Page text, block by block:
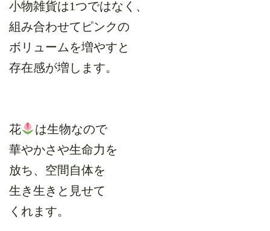
小物雑貨は1つではなく、
組み合わせてピンクの
ボリュームを増やすと
存在感が増します。
花
は生物なので
華やかさや生命力を
放ち、空間自体を
生き生きと見せて
くれます。